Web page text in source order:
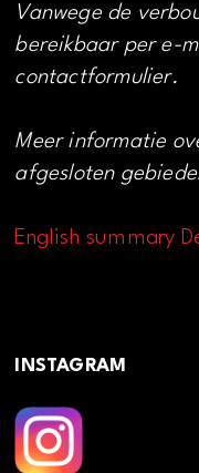
Vanwege de
bereikbaar per e-
contactformulier.
Meer informatie
afgesloten
English summary
INSTAGRAM